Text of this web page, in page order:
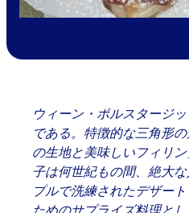
ウィーン・ポルスタージ
である。特徴的な三角形
の生地と美味しいフィリ
子は何世紀もの間、絶大
プルで洗練されたデザー